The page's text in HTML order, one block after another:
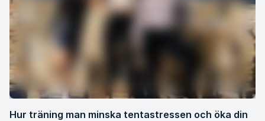
Hur träning man minska tentastressen och öka din